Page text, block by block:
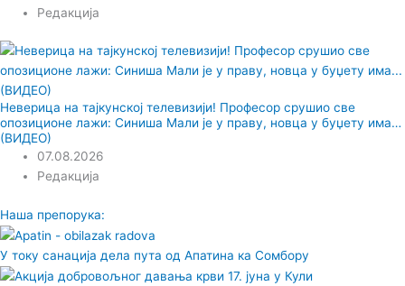
Редакција
Неверица на тајкунској телевизији! Професор срушио све
опозиционе лажи: Синиша Мали је у праву, новца у буџету има…
(ВИДЕО)
07.08.2026
Редакција
Наша препорука:
У току санација дела пута од Апатина ка Сомбору